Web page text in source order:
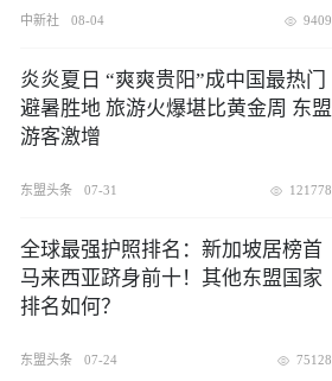
中新社 08-04 9409
炎炎夏日 “爽爽贵阳”成中国最热门
避暑胜地 旅游火爆堪比黄金周 东盟
游客激增
东盟头条 07-31 121778
全球最强护照排名：新加坡居榜首
马来西亚跻身前十！其他东盟国家
排名如何？
东盟头条 07-24 75128